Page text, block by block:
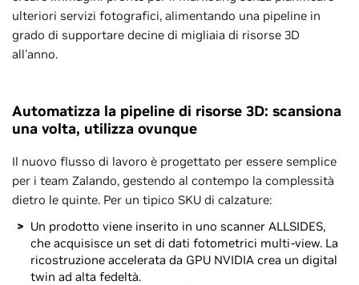
ulteriori servizi fotografici, alimentando una pipeline in
grado di supportare decine di migliaia di risorse 3D
all'anno.
Automatizza la pipeline di risorse 3D: scansiona
una volta, utilizza ovunque
Il nuovo flusso di lavoro è progettato per essere semplice
per i team Zalando, gestendo al contempo la complessità
dietro le quinte. Per un tipico SKU di calzature:
Un prodotto viene inserito in uno scanner ALLSIDES,
che acquisisce un set di dati fotometrici multi-view. La
ricostruzione accelerata da GPU NVIDIA crea un digital
twin ad alta fedeltà.